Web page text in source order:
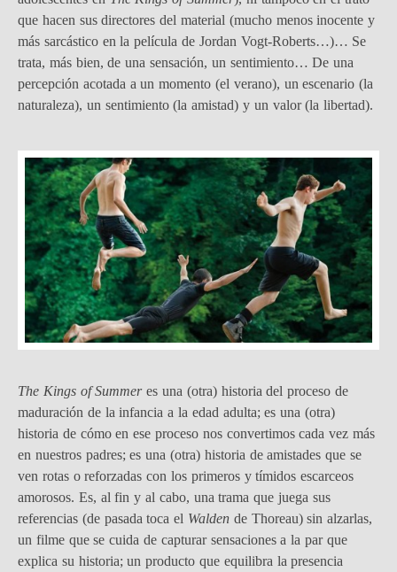
que hacen sus directores del material (mucho menos inocente y
más sarcástico en la película de Jordan Vogt-Roberts…)… Se
trata, más bien, de una sensación, un sentimiento… De una
percepción acotada a un momento (el verano), un escenario (la
naturaleza), un sentimiento (la amistad) y un valor (la libertad).
The Kings of Summeres una (otra) historia del proceso de
maduración de la infancia a la edad adulta; es una (otra)
historia de cómo en ese proceso nos convertimos cada vez más
en nuestros padres; es una (otra) historia de amistades que se
ven rotas o reforzadas con los primeros y tímidos escarceos
amorosos. Es, al fin y al cabo, una trama que juega sus
referencias (de pasada toca el Walden de Thoreau) sin alzarlas,
un filme que se cuida de capturar sensaciones a la par que
explica su historia; un producto que equilibra la presencia